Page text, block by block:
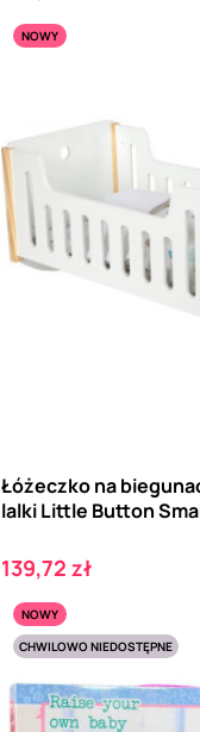
NOWY
Łóżeczko na
lalki Little Button
Cena
139,72 zł
NOWY
CHWILOWO NIEDOSTĘPNE